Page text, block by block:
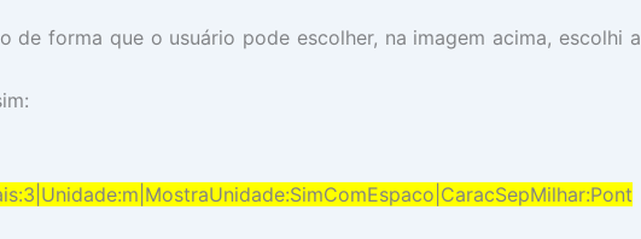
de forma que o usuário pode escolher, na imagem acima, escolhi a